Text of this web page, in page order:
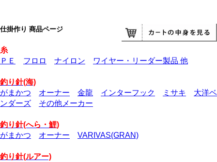
仕掛作り 商品ページ
糸
ＰＥ
フロロ ナイロン ワイヤー・リーダー製品 他
釣り針(海)
がまかつ
オーナー 金龍 インターフック ミサキ
大洋ベ
ンダーズ
その他メーカー
釣り針(へら・鯉)
がまかつ
オーナー VARIVAS(GRAN)
釣り針(ルアー)